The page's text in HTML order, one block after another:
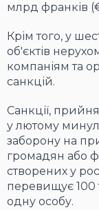
млрд франків
Крім того, у
об'єктів
компаніям та
санкцій.
Санкції,
у лютому
заборону на
громадян або
створених у
перевищує 100
одну особу.